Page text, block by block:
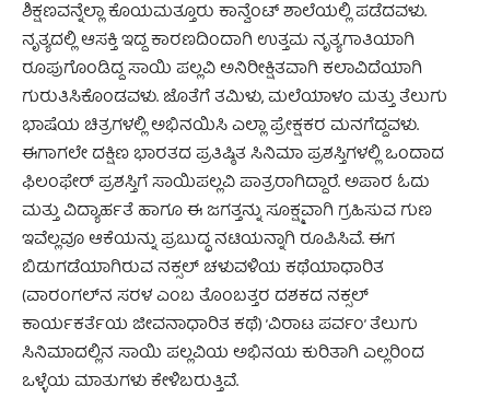
ಶಿಕ್ಷಣವನ್ನೆಲ್ಲಾ ಕೊಯಮತ್ತೂರು ಕಾನ್ವೆಂಟ್ ಶಾಲೆಯಲ್ಲಿ ಪಡೆದವಳು.
ನೃತ್ಯದಲ್ಲಿ ಆಸಕ್ತಿ ಇದ್ದ ಕಾರಣದಿಂದಾಗಿ ಉತ್ತಮ ನೃತ್ಯಗಾತಿಯಾಗಿ
ರೂಪುಗೊಂಡಿದ್ದ ಸಾಯಿ ಪಲ್ಲವಿ ಅನಿರೀಕ್ಷಿತವಾಗಿ ಕಲಾವಿದೆಯಾಗಿ
ಗುರುತಿಸಿಕೊಂಡವಳು. ಜೊತೆಗೆ ತಮಿಳು, ಮಲೆಯಾಳಂ ಮತ್ತು ತೆಲುಗು
ಭಾಷೆಯ ಚಿತ್ರಗಳಲ್ಲಿ ಅಭಿನಯಿಸಿ ಎಲ್ಲಾ ಪ್ರೇಕ್ಷಕರ ಮನಗೆದ್ದವಳು.
ಈಗಾಗಲೇ ದಕ್ಷಿಣ ಭಾರತದ ಪ್ರತಿಷ್ಠಿತ ಸಿನಿಮಾ ಪ್ರಶಸ್ತಿಗಳಲ್ಲಿ ಒಂದಾದ
ಫಿಲಂಫೇರ್ ಪ್ರಶಸ್ತಿಗೆ ಸಾಯಿಪಲ್ಲವಿ ಪಾತ್ರರಾಗಿದ್ದಾರೆ. ಅಪಾರ ಓದು
ಮತ್ತು ವಿದ್ಯಾರ್ಹತೆ ಹಾಗೂ ಈ ಜಗತ್ತನ್ನು ಸೂಕ್ಷ್ಮವಾಗಿ ಗ್ರಹಿಸುವ ಗುಣ
ಇವೆಲ್ಲವೂ ಆಕೆಯನ್ನು ಪ್ರಬುದ್ಧ ನಟಿಯನ್ನಾಗಿ ರೂಪಿಸಿವೆ. ಈಗ
ಬಿಡುಗಡೆಯಾಗಿರುವ ನಕ್ಸಲ್ ಚಳುವಳಿಯ ಕಥೆಯಾಧಾರಿತ
(ವಾರಂಗಲ್‌ನ ಸರಳ ಎಂಬ ತೊಂಬತ್ತರ ದಶಕದ ನಕ್ಸಲ್
ಕಾರ್ಯಕರ್ತೆಯ ಜೀವನಾಧಾರಿತ ಕಥೆ) ’ವಿರಾಟ ಪರ್ವಂ’ ತೆಲುಗು
ಸಿನಿಮಾದಲ್ಲಿನ ಸಾಯಿ ಪಲ್ಲವಿಯ ಅಭಿನಯ ಕುರಿತಾಗಿ ಎಲ್ಲರಿಂದ
ಒಳ್ಳೆಯ ಮಾತುಗಳು ಕೇಳಿಬರುತ್ತಿವೆ.